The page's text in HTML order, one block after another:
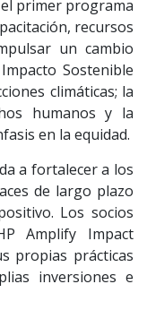
primer programa
recursos
un cambio
Sostenible
climáticas; la
humanos y la
en la equidad.
a fortalecer a los
de largo plazo
Los socios
Amplify Impact
propias prácticas
inversiones e